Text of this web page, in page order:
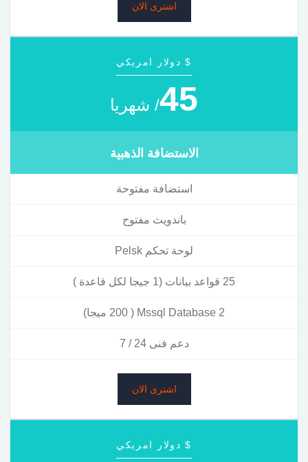
اشترى الان
$ دولار امريكي
45/ شهريا
الاستضافة الذهبية
استضافة مفتوحة
باندويث مفتوح
لوحة تحكم Pelsk
25 قواعد بيانات (1 جيجا لكل قاعدة )
2 Mssql Database ( 200 ميجا)
دعم فنى 24 / 7
اشترى الان
$ دولار امريكي